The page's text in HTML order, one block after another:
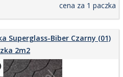
cena za 1 paczka
Superglass-Biber Czarny (01)
2m2